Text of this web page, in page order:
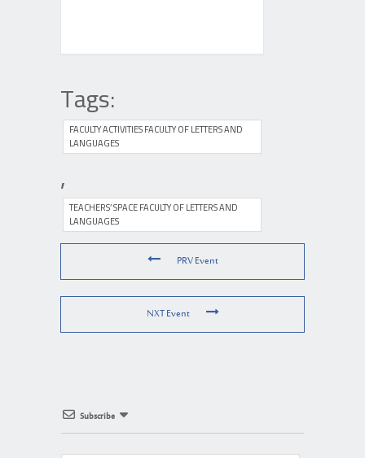
Tags:
FACULTY ACTIVITIES FACULTY OF LETTERS AND
LANGUAGES
,
TEACHERS’ SPACE FACULTY OF LETTERS AND
LANGUAGES
PRV Event
NXT Event
Subscribe